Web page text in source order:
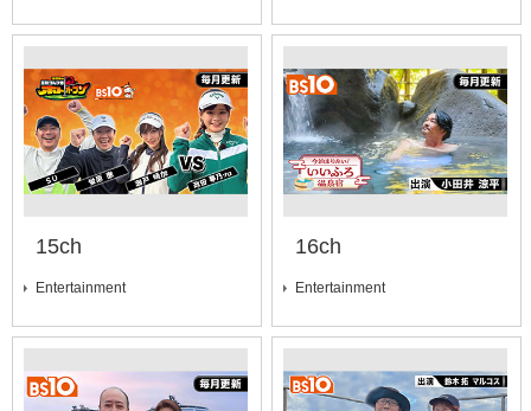
15ch
Entertainment
16ch
Entertainment